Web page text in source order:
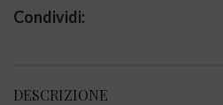
Condividi:
DESCRIZIONE